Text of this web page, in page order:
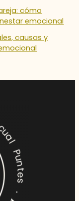
cómo
emocional
causas y